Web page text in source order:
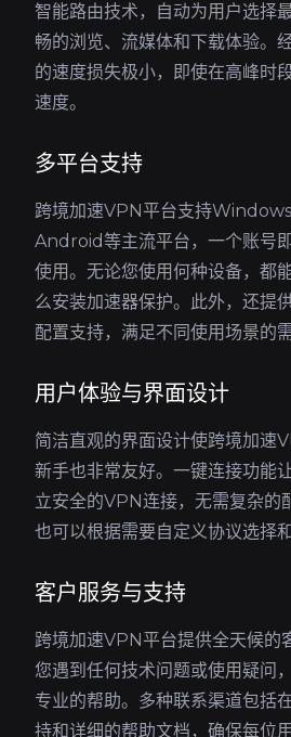
智能路由技术，自动为用户选择
畅的浏览、流媒体和下载体验。
的速度损失极小，即使在高峰时
速度。
多平台支持
跨境加速VPN平台支持Windows
Android等主流平台，一个账号
使用。无论您使用何种设备，都
么安装加速器保护。此外，还提
配置支持，满足不同使用场景的需
用户体验与界面设计
简洁直观的界面设计使跨境加速
新手也非常友好。一键连接功能
立安全的VPN连接，无需复杂的
也可以根据需要自定义协议选择
客户服务与支持
跨境加速VPN平台提供全天候的
您遇到任何技术问题或使用疑问
专业的帮助。多种联系渠道包括
持和详细的帮助文档，确保每位